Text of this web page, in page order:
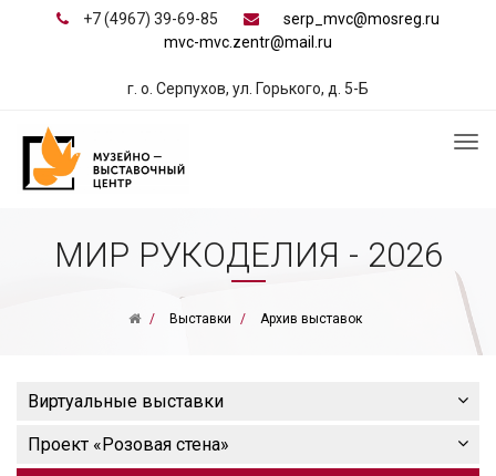
+7 (4967) 39-69-85
serp_mvc@mosreg.ru
mvc-mvc.zentr@mail.ru
г. о. Серпухов, ул. Горького, д. 5-Б
МИР РУКОДЕЛИЯ - 2026
Выставки Архив выставок
Виртуальные выставки
Проект «Розовая стена»